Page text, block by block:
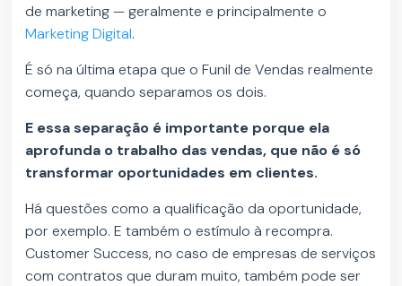
de marketing — geralmente e principalmente o
Marketing Digital.
É só na última etapa que o Funil de Vendas realmente
começa, quando separamos os dois.
E essa separação é importante porque ela
aprofunda o trabalho das vendas, que não é só
transformar oportunidades em clientes.
Há questões como a qualificação da oportunidade,
por exemplo. E também o estímulo à recompra.
Customer Success, no caso de empresas de serviços
com contratos que duram muito, também pode ser